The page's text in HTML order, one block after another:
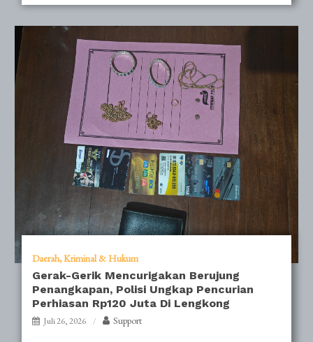
Daerah Kriminal & Hukum
Gerak-Gerik Mencurigakan Berujung
Penangkapan, Polisi Ungkap Pencurian
Perhiasan Rp120 Juta Di Lengkong
Juli 26, 2026 Support